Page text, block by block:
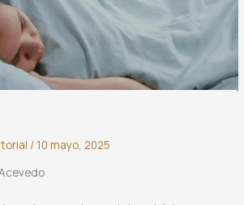
/ 10 mayo, 2025